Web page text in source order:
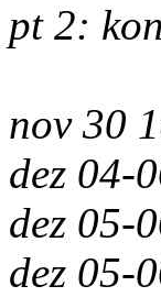
pt 2:
nov 30
dez 04-
dez 05-
dez 05-